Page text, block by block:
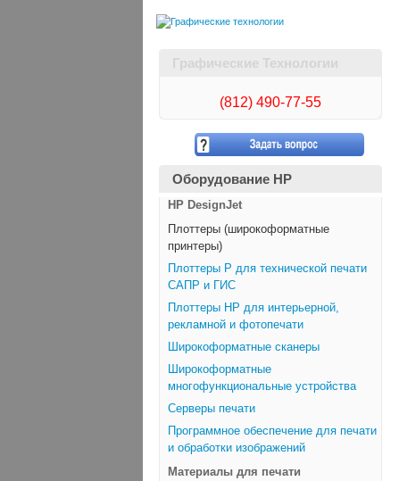
Графические Технологии
(812) 490-77-55
Оборудование HP
HP DesignJet
Плоттеры (широкоформатные
принтеры)
Плоттеры Р для технической печати
САПР и ГИС
Плоттеры НР для интерьерной,
рекламной и фотопечати
Широкоформатные сканеры
Широкоформатные
многофункциональные устройства
Серверы печати
Программное обеспечение для печати
и обработки изображений
Материалы для печати